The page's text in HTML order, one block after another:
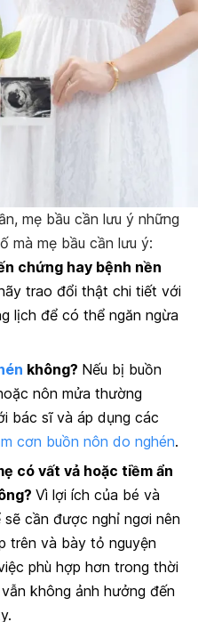
mẹ bầu cần lưu ý những
mà mẹ bầu cần lưu ý:
chứng hay bệnh nền
trao đổi thật chi tiết với
lịch để có thể ngăn ngừa
không? Nếu bị buồn
nôn mửa thường
bác sĩ và áp dụng các
cơn buồn nôn do nghén.
có vất vả hoặc tiềm ẩn
Vì lợi ích của bé và
cần được nghỉ ngơi nên
trên và bày tỏ nguyện
phù hợp hơn trong thời
không ảnh hưởng đến